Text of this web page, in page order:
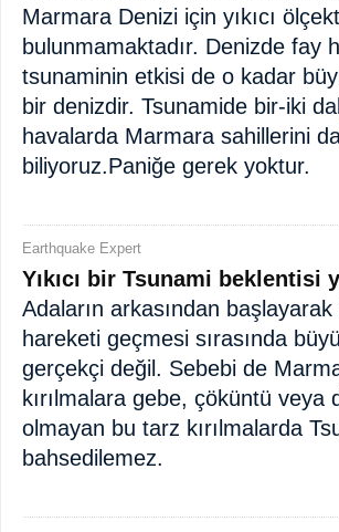
Marmara Denizi için yıkıcı
bulunmamaktadır. Denizde fay
tsunaminin etkisi de o kadar
bir denizdir. Tsunamide bir-iki
havalarda Marmara sahillerini
biliyoruz.Paniğe gerek yoktur.
Earthquake Expert
Yıkıcı bir Tsunami beklentisi
Adaların arkasından
hareketi geçmesi sırasında
gerçekçi değil. Sebebi de
kırılmalara gebe, çöküntü
olmayan bu tarz kırılmalarda
bahsedilemez.